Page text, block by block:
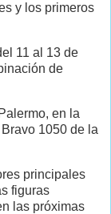
y los primeros
11 al 13 de
de
en la
1050 de la
principales
figuras
las próximas